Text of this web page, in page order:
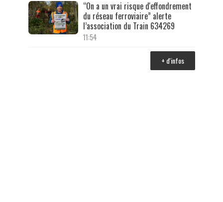
“On a un vrai risque d'effondrement
du réseau ferroviaire” alerte
l’association du Train 634269
11:54
+ d'infos